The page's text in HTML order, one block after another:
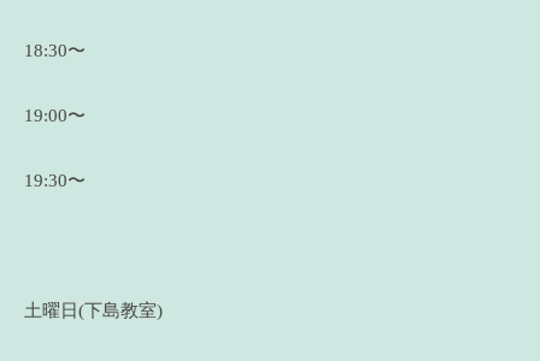
18:30〜
19:00〜
19:30〜
土曜日(下島教室)